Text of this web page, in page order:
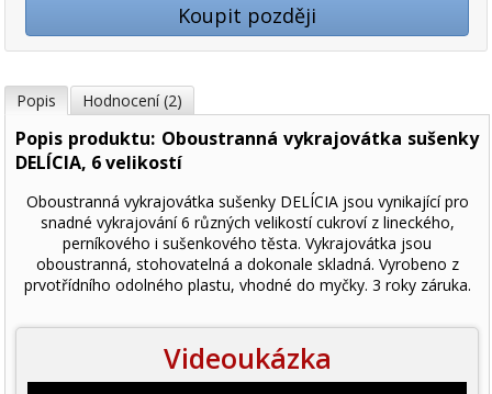
Koupit později
Popis Hodnocení (2)
Popis produktu: Oboustranná vykrajovátka sušenky
DELÍCIA, 6 velikostí
Oboustranná vykrajovátka sušenky DELÍCIA jsou vynikající pro
snadné vykrajování 6 různých velikostí cukroví z lineckého,
perníkového i sušenkového těsta. Vykrajovátka jsou
oboustranná, stohovatelná a dokonale skladná. Vyrobeno z
prvotřídního odolného plastu, vhodné do myčky. 3 roky záruka.
Videoukázka